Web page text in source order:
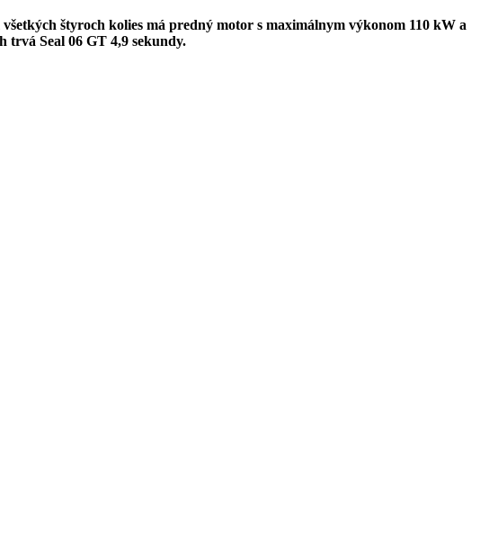
štyroch kolies má predný motor s maximálnym výkonom 110 kW a
trvá Seal 06 GT 4,9 sekundy.